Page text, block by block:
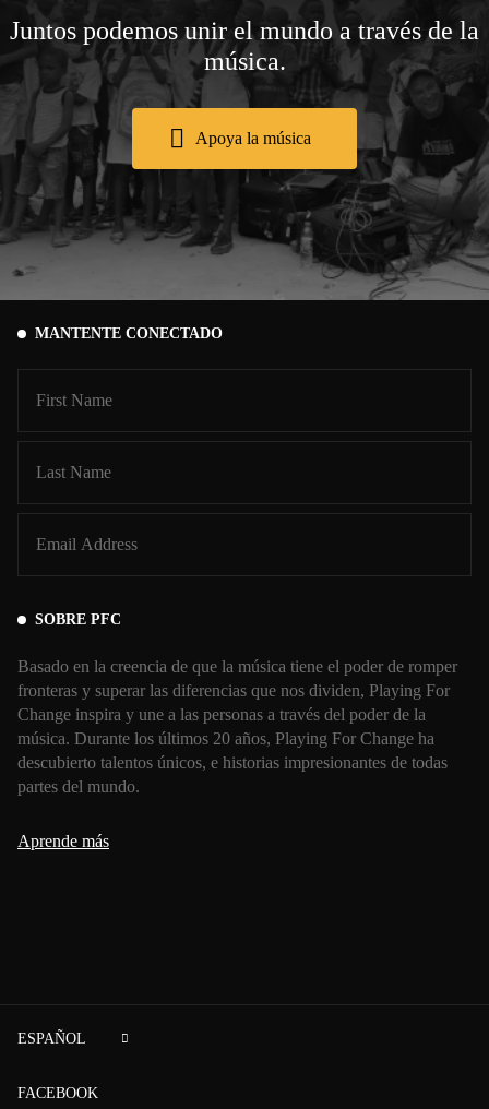
Juntos podemos unir el mundo a través de la
música.
Apoya la música
MANTENTE CONECTADO
SOBRE PFC
Basado en la creencia de que la música tiene el poder de romper
fronteras y superar las diferencias que nos dividen, Playing For
Change inspira y une a las personas a través del poder de la
música. Durante los últimos 20 años, Playing For Change ha
descubierto talentos únicos, e historias impresionantes de todas
partes del mundo.
Aprende más
FACEBOOK
ESPAÑOL